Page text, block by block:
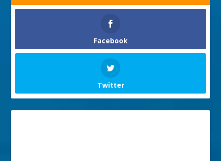
Facebook
Twitter